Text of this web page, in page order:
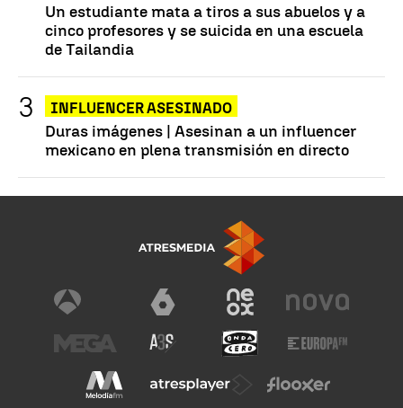
Un estudiante mata a tiros a sus abuelos y a
cinco profesores y se suicida en una escuela
de Tailandia
INFLUENCER ASESINADO
Duras imágenes | Asesinan a un influencer
mexicano en plena transmisión en directo